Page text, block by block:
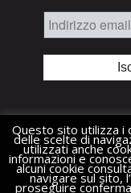
Indirizzo
email
*
Questo sito utilizza i
delle scelte di
utilizzati anche
informazioni e
alcuni cookie
navigare sul sito,
proseguire